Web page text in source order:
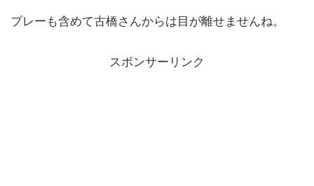
プレーも含めて古橋さんからは目が離せませんね。
スポンサーリンク